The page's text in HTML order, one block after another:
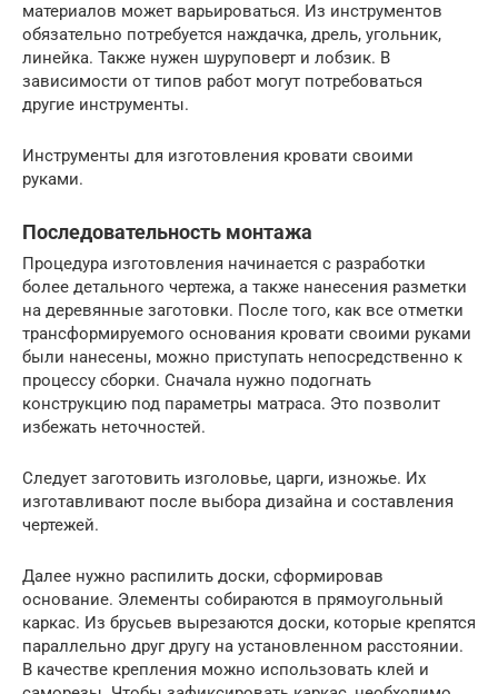
материалов может варьироваться. Из инструментов
обязательно потребуется наждачка, дрель, угольник,
линейка. Также нужен шуруповерт и лобзик. В
зависимости от типов работ могут потребоваться
другие инструменты.
Инструменты для изготовления кровати своими
руками.
Последовательность монтажа
Процедура изготовления начинается с разработки
более детального чертежа, а также нанесения разметки
на деревянные заготовки. После того, как все отметки
трансформируемого основания кровати своими руками
были нанесены, можно приступать непосредственно к
процессу сборки. Сначала нужно подогнать
конструкцию под параметры матраса. Это позволит
избежать неточностей.
Следует заготовить изголовье, царги, изножье. Их
изготавливают после выбора дизайна и составления
чертежей.
Далее нужно распилить доски, сформировав
основание. Элементы собираются в прямоугольный
каркас. Из брусьев вырезаются доски, которые крепятся
параллельно друг другу на установленном расстоянии.
В качестве крепления можно использовать клей и